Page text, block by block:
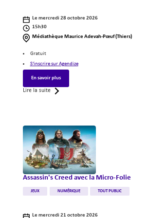
Le mercredi 28 octobre 2026
Horaires
de
15h30
Lieux
l'événement
Médiathèque Maurice Adevah-Pœuf (Thiers)
Précisions
(informations
complémentaires)
Gratuit
S'inscrire sur Agendize
En savoir plus
Lire la suite
Illustration
Assassin's Creed avec la Micro-Folie
Catégories
JEUX NUMÉRIQUE TOUT PUBLIC
Le mercredi 21 octobre 2026